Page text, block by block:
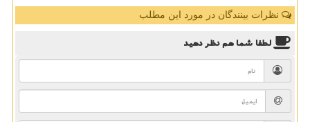
نظرات بینندگان در مورد این مطلب
لطفا شما همنظر دهید